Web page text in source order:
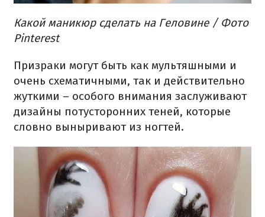
Какой маникюр сделать на Геловине / Фото
Pinterest
Призраки могут быть как мультяшными и
очень схематичными, так и действительно
жуткими – особого внимания заслуживают
дизайны потусторонних теней, которые
словно выныривают из ногтей.